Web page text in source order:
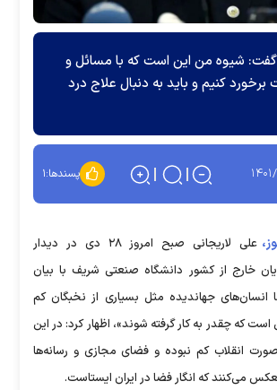
گفت: شیوه من این است که با مسائل و
کنیم و باید به دنبال علاج درد
۲۸ پسندها:۱
علی لاریجانی صبح امروز ۲۸ دی در دیدار
خارج از کشور دانشگاه صنعتی شریف با بیان
انسان‌های جهاندیده مثل بسیاری از نخبگان کم
است که چقدر به کار گرفته شوند»، اظهار کرد: در این
انقلاب کم نبوده و فضای مجازی و رسانه‌ها
می‌کنند که انگار فضا در ایران ایستاست.